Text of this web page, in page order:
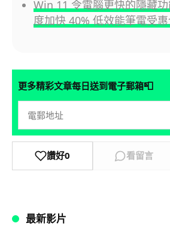
Win 11 令電腦更快的隱藏
度加快 40% 低效能筆電受
更多精彩文章每日送到電子郵箱📮
讚好0 看留言
最新影片